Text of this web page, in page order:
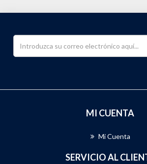
MI CUENTA
Mi Cuenta
SERVICIO AL